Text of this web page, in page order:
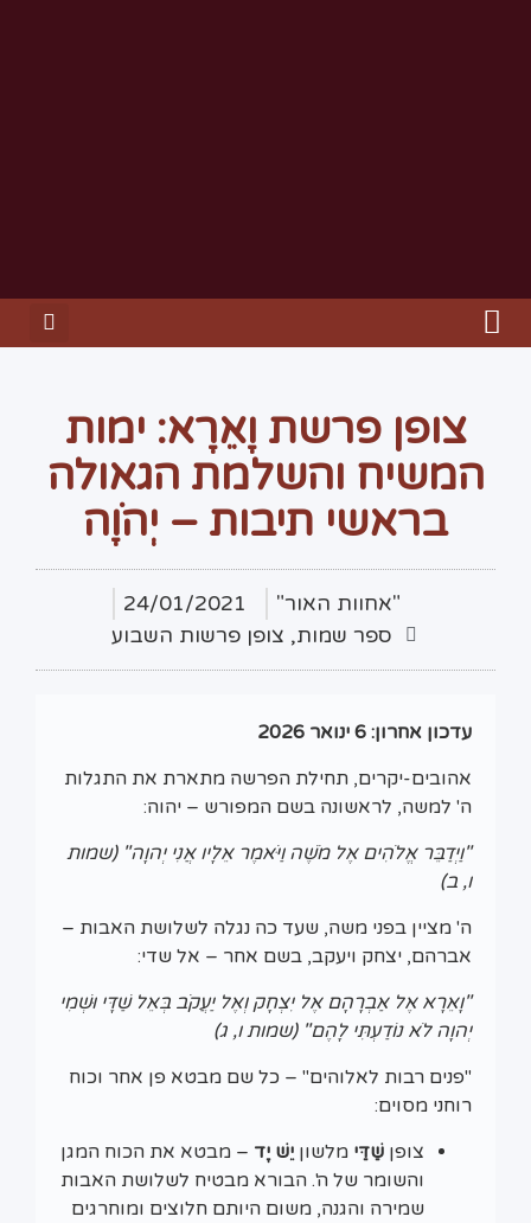
צופן פרשת וָאֵרָא: ימות
המשיח והשלמת הגאולה
בראשי תיבות – יְהֹוָה
"אחוות האור"
24/01/2021
ספר שמות, צופן פרשות השבוע
עדכון אחרון: 6 ינואר 2026
אהובים-יקרים, תחילת הפרשה מתארת את התגלות
ה' למשה, לראשונה בשם המפורש – יהוה:
"וַיְדַבֵּר אֱלֹהִים אֶל מֹשֶׁה וַיֹּאמֶר אֵלָיו אֲנִי יְהוָה" (שמות
ו, ב)
ה' מציין בפני משה, שעד כה נגלה לשלושת האבות –
אברהם, יצחק ויעקב, בשם אחר – אל שדי:
"וָאֵרָא אֶל אַבְרָהָם אֶל יִצְחָק וְאֶל יַעֲקֹב בְּאֵל שַׁדָּי וּשְׁמִי
יְהוָה לֹא נוֹדַעְתִּי לָהֶם"(שמות ו, ג)
"פנים רבות לאלוהים" – כל שם מבטא פן אחר וכוח
רוחני מסוים:
צופן שַׁדַּי מלשון יֵשׁ יָד – מבטא את הכוח המגן
והשומר של ה'. הבורא מבטיח לשלושת האבות
שמירה והגנה, משום היותם חלוצים ומוחרגים